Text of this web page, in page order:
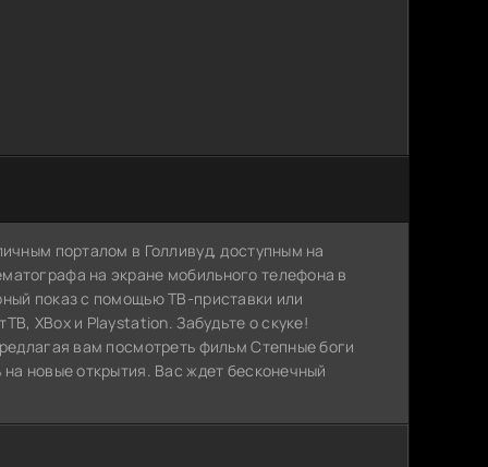
порталом в Голливуд, доступным на
на экране мобильного телефона в
показ с помощью ТВ-приставки или
XBox и Playstation. Забудьте о скуке!
вам посмотреть фильм Степные боги
новые открытия. Вас ждет бесконечный